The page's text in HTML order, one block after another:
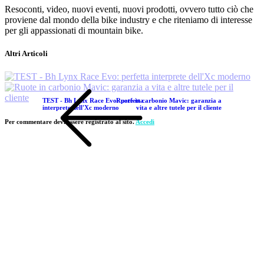
Resoconti, video, nuovi eventi, nuovi prodotti, ovvero tutto ciò che
proviene dal mondo della bike industry e che riteniamo di interesse
per gli appassionati di mountain bike.
Altri Articoli
TEST - Bh Lynx Race Evo: perfetta
interprete dell'Xc moderno
Ruote in carbonio Mavic: garanzia a
vita e altre tutele per il cliente
Per commentare devi essere registrato al sito.Accedi